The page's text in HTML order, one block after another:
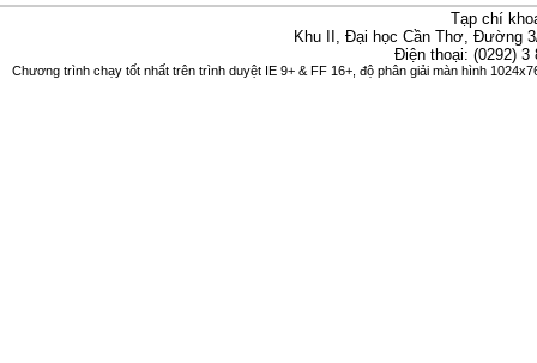
Tạp chí
Khu II, Đại học Cần Thơ, Đường
Điện thoại: (0292)
Chương trình chạy tốt nhất trên trình duyệt IE 9+ & FF 16+, độ phân giải màn hình